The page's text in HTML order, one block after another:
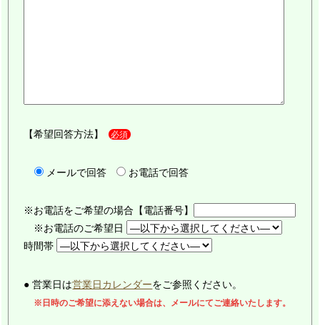
【希望回答方法】 必須
メールで回答 お電話で回答
※お電話をご希望の場合【電話番号】
※お電話のご希望日
時間帯
● 営業日は営業日カレンダーをご参照ください。
※日時のご希望に添えない場合は、メールにてご連絡いたします。